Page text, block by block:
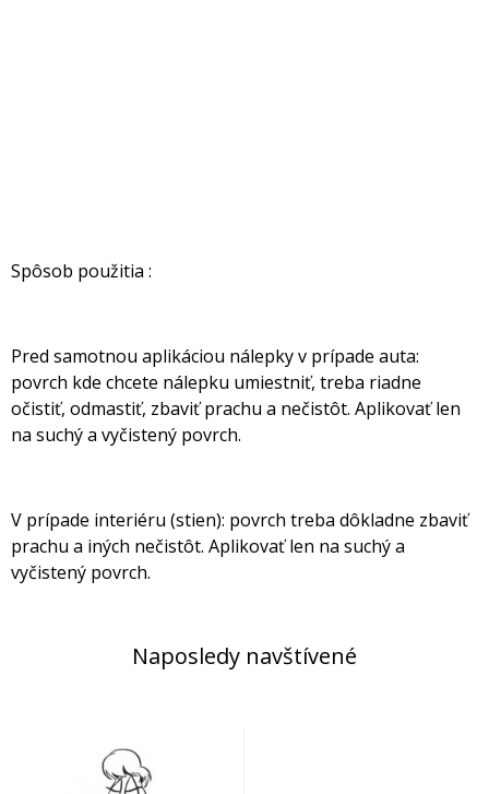
Spôsob použitia :
Pred samotnou aplikáciou nálepky v prípade auta:
povrch kde chcete nálepku umiestniť, treba riadne
očistiť, odmastiť, zbaviť prachu a nečistôt. Aplikovať len
na suchý a vyčistený povrch.
V prípade interiéru (stien): povrch treba dôkladne zbaviť
prachu a iných nečistôt. Aplikovať len na suchý a
vyčistený povrch.
Naposledy navštívené